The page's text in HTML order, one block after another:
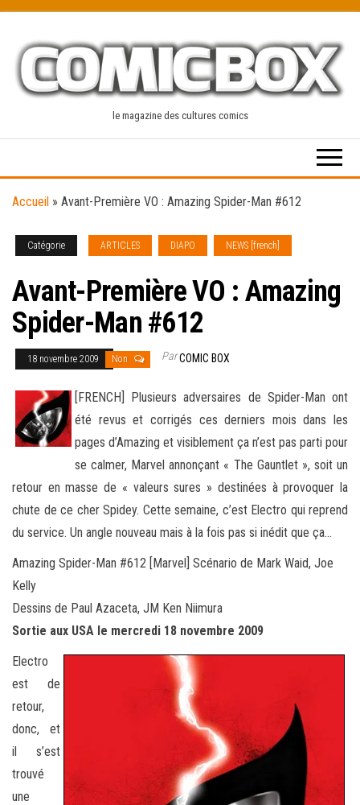
content
le magazine des cultures comics
Accueil » Avant-Première VO : Amazing Spider-Man #612
Catégorie ARTICLES DIAPO NEWS [french]
Avant-Première VO : Amazing
Spider-Man #612
18 novembre 2009 Non ParCOMIC BOX
[FRENCH] Plusieurs adversaires de Spider-Man ont
été revus et corrigés ces derniers mois dans les
pages d’Amazing et visiblement ça n’est pas parti pour
se calmer, Marvel annonçant « The Gauntlet », soit un
retour en masse de « valeurs sures » destinées àprovoquer la
chute de ce cher Spidey. Cette semaine, c’est Electro qui reprend
du service. Un angle nouveau mais à la fois pas si inédit que ça…
Amazing Spider-Man #612 [Marvel] Scénario de Mark Waid, Joe
Kelly
Dessins de Paul Azaceta, JM Ken Niimura
Sortie aux USA le mercredi 18 novembre 2009
Electro
est de
retour,
donc, et
il s’est
trouvé
une